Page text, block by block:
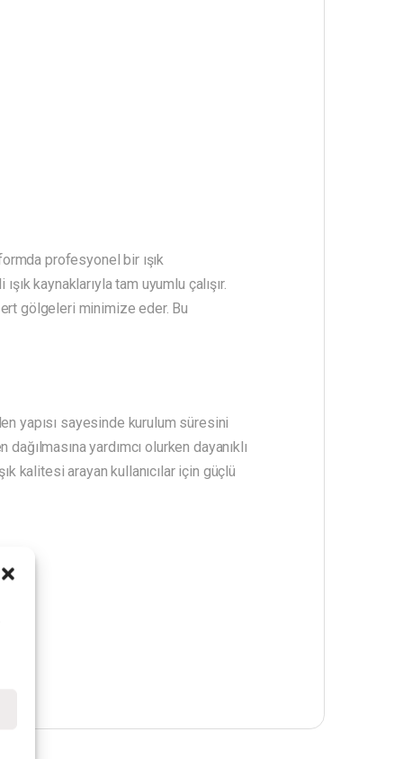
profesyonel bir ışık
kaynaklarıyla tam uyumlu çalışır.
gölgeleri minimize eder. Bu
yapısı sayesinde kurulum süresini
yardımcı olurken dayanıklı
kalitesi arayan kullanıcılar için güçlü